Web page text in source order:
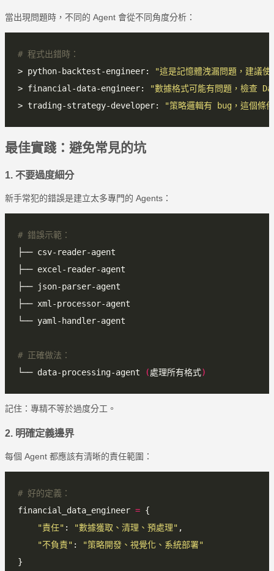
當出現問題時，不同的 Agent 會從不同角度分析：
# 程式出錯時：
> python-backtest-engineer:
"這是記憶體洩漏問題，建
> financial-data-engineer:
"數據格式可能有問題，檢查
> trading-strategy-developer:
"策略邏輯有 bug，這個條
最佳實踐：避免常見的坑
1. 不要過度細分
新手常犯的錯誤是建立太多專門的 Agents：
# 錯誤示範：
# 正確做法：
└── data-processing-agent
(處理所有格式)
記住：專精不等於過度分工。
2. 明確定義邊界
每個 Agent 都應該有清晰的責任範圍：
# 好的定義：
financial_data_engineer =
"責任" : "數據獲取、清理、預處理"
"不負責" :
"策略開發、視覺化、系統部署"